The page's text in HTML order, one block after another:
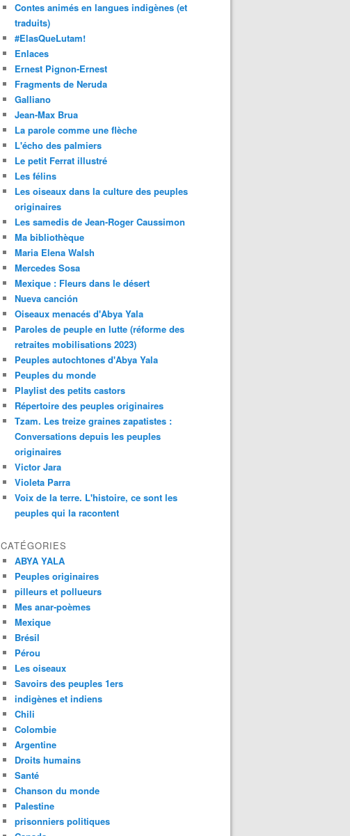
Contes animés en langues indigènes (et
traduits)
#ElasQueLutam!
Enlaces
Ernest Pignon-Ernest
Fragments de Neruda
Galliano
Jean-Max Brua
La parole comme une flèche
L'écho des palmiers
Le petit Ferrat illustré
Les félins
Les oiseaux dans la culture des peuples
originaires
Les samedis de Jean-Roger Caussimon
Ma bibliothèque
Maria Elena Walsh
Mercedes Sosa
Mexique : Fleurs dans le désert
Nueva canción
Oiseaux menacés d'Abya Yala
Paroles de peuple en lutte (réforme des
retraites mobilisations 2023)
Peuples autochtones d'Abya Yala
Peuples du monde
Playlist des petits castors
Répertoire des peuples originaires
Tzam. Les treize graines zapatistes :
Conversations depuis les peuples
originaires
Victor Jara
Violeta Parra
Voix de la terre. L'histoire, ce sont les
peuples qui la racontent
CATÉGORIES
ABYA YALA
Peuples originaires
pilleurs et pollueurs
Mes anar-poèmes
Mexique
Brésil
Pérou
Les oiseaux
Savoirs des peuples 1ers
indigènes et indiens
Chili
Colombie
Argentine
Droits humains
Santé
Chanson du monde
Palestine
prisonniers politiques